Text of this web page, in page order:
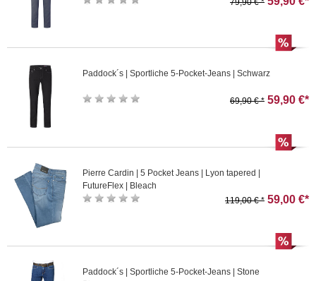
79,90 € *
Paddock´s | Sportliche 5-Pocket-Jeans | Schwarz
69,90 € * 59,90 €*
Pierre Cardin | 5 Pocket Jeans | Lyon tapered |
FutureFlex | Bleach
119,00 € * 59,00 €*
Paddock´s | Sportliche 5-Pocket-Jeans | Stone